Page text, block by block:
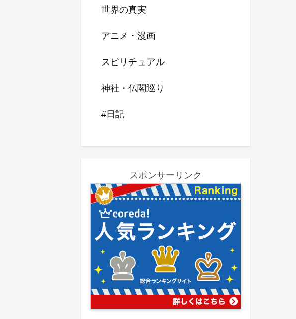
世界の真実
アニメ・漫画
スピリチュアル
神社・仏閣巡り
#日記
スポンサーリンク